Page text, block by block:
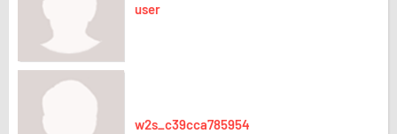
user
w2s_c39cca785954